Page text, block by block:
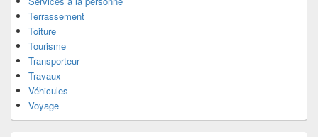
Terrassement
Toiture
Tourisme
Transporteur
Travaux
Véhicules
Voyage